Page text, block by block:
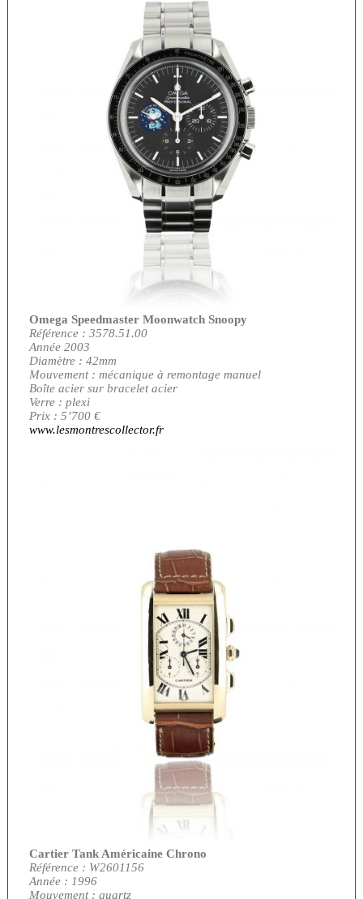
Omega Speedmaster Moonwatch Snoopy
Référence : 3578.51.00
Année 2003
Diamètre : 42mm
Mouvement : mécanique à remontage manuel
Boîte acier sur bracelet acier
Verre : plexi
Prix : 5’700 €
www.lesmontrescollector.fr
Cartier Tank Américaine Chrono
Référence : W2601156
Année : 1996
Mouvement : quartz